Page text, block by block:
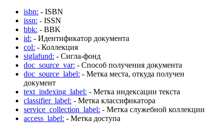
isbn: - ISBN
issn: - ISSN
bbk: - BBK
id: - Идентификатор документа
col: - Коллекция
siglafund: - Сигла-фонд
doc_source_var: - Способ получения документа
doc_source_label: - Метка места, откуда получен
документ
text_indexing_label: - Метка индексации текста
classifier_label: - Метка классификатора
service_collection_label: - Метка служебной коллекции
access_label: - Метка доступа